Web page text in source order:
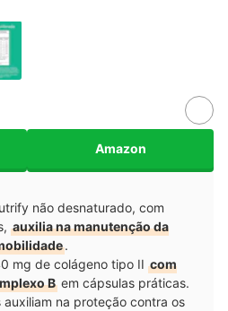
Amazon
não desnaturado, com
auxilia na manutenção da
.
mg de colágeno tipo II com
B em cápsulas práticas.
auxiliam na proteção contra os